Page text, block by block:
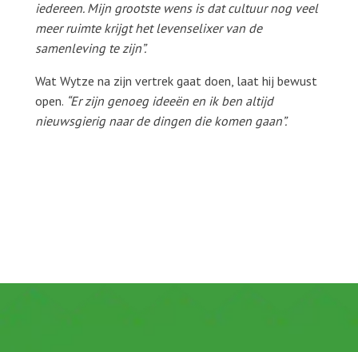
iedereen. Mijn grootste wens is dat cultuur nog veel
meer ruimte krijgt het levenselixer van de
samenleving te zijn”.
Wat Wytze na zijn vertrek gaat doen, laat hij bewust
open. “Er zijn genoeg ideeën en ik ben altijd
nieuwsgierig naar de dingen die komen gaan”.